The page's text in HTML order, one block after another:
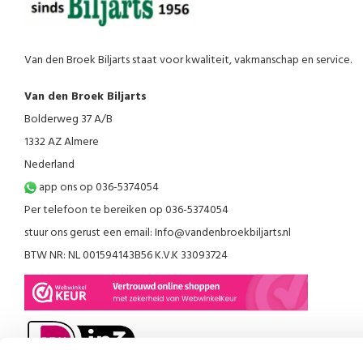
Van den Broek Biljarts staat voor kwaliteit, vakmanschap en service.
Van den Broek Biljarts
Bolderweg 37 A/B
1332 AZ Almere
Nederland
app ons op 036-5374054
Per telefoon te bereiken op 036-5374054
stuur ons gerust een email:Info@vandenbroekbiljarts.nl
BTW NR: NL 001594143B56 K.V.K 33093724